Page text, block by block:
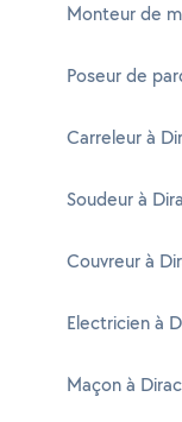
Monteur de
Poseur de
Carreleur à
Soudeur à
Couvreur à
Electricien à
Maçon à Dirac